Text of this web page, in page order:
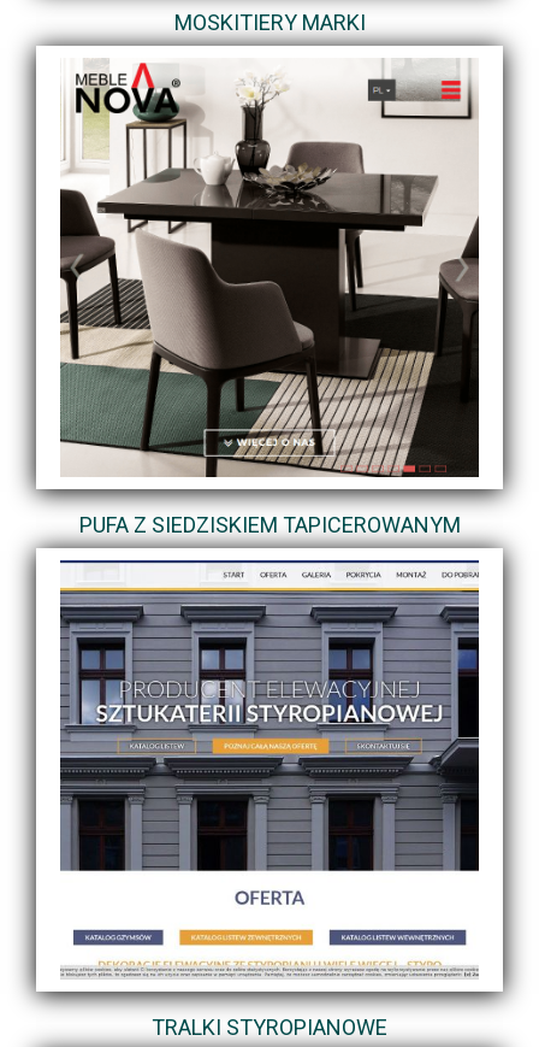
MOSKITIERY MARKI
PUFA Z SIEDZISKIEM TAPICEROWANYM
TRALKI STYROPIANOWE